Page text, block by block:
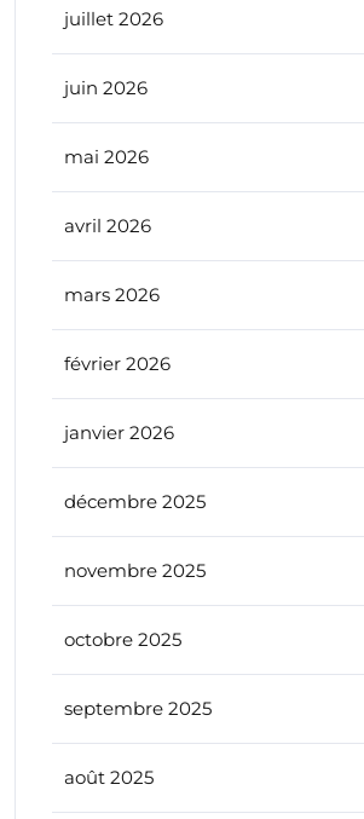
juillet 2026
juin 2026
mai 2026
avril 2026
mars 2026
février 2026
janvier 2026
décembre 2025
novembre 2025
octobre 2025
septembre 2025
août 2025